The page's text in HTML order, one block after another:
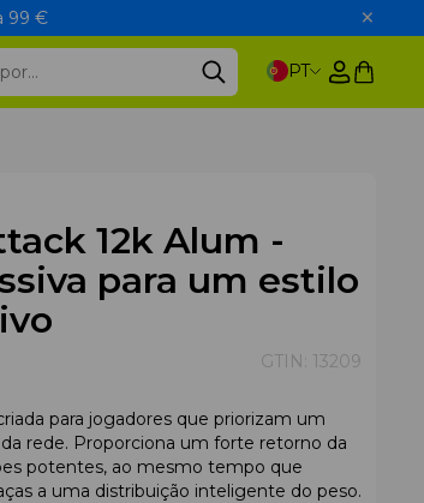
99 €
PT
12k Alum -
para um estilo
GTIN: 13209
para jogadores que priorizam um
rede. Proporciona um forte retorno da
potentes, ao mesmo tempo que
a uma distribuição inteligente do peso.